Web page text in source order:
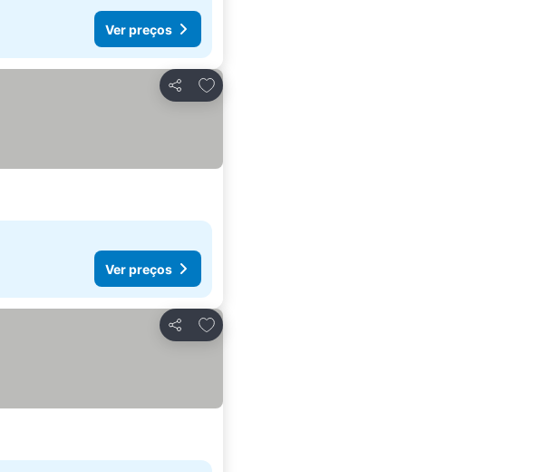
Ver preços
Partilhar
Adicionar aos favoritos
Ver preços
Partilhar
Adicionar aos favoritos